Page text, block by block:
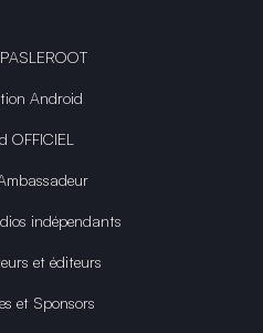
Android
OFFICIEL
indépendants
et éditeurs
et Sponsors